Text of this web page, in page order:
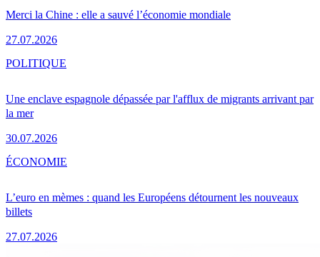
Merci la Chine : elle a sauvé l’économie mondiale
27.07.2026
Une enclave espagnole dépassée par l'afflux de migrants arrivant par
la mer
30.07.2026
POLITIQUE
L’euro en mèmes : quand les Européens détournent les nouveaux
billets
27.07.2026
ÉCONOMIE